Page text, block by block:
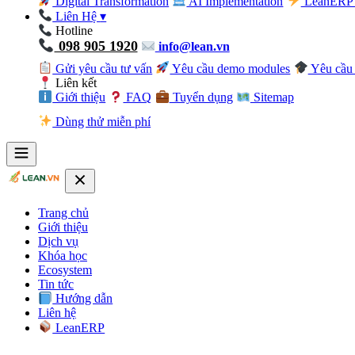
Liên Hệ▾
Hotline
098 905 1920
info@lean.vn
Gửi yêu cầu tư vấn
Yêu cầu demo modules
Yêu cầu
Liên kết
Giới thiệu
FAQ Tuyển dụng
Sitemap
Dùng thử miễn phí
Trang chủ
Giới thiệu
Dịch vụ
Khóa học
Ecosystem
Tin tức
Hướng dẫn
Liên hệ
LeanERP